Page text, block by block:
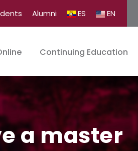
Alumni ES EN
Continuing Education
a master